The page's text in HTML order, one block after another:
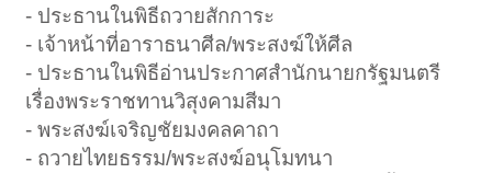
- ประธานในพิธีถวายสักการะ
- เจ้าหน้าที่อาราธนาศีล/พระสงฆ์ให้ศีล
- ประธานในพิธีอ่านประกาศสำนักนายกรัฐมนตรี
เรื่องพระราชทานวิสุงคามสีมา
- พระสงฆ์เจริญชัยมงคลคาถา
- ถวายไทยธรรม/พระสงฆ์อนุโมทนา